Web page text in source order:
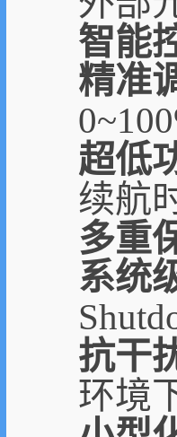
智能
精准
超低
续航
多重
系统
抗干
环境